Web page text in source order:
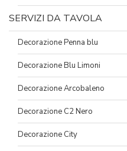
SERVIZI DA TAVOLA
Decorazione Penna blu
Decorazione Blu Limoni
Decorazione Arcobaleno
Decorazione C2 Nero
Decorazione City